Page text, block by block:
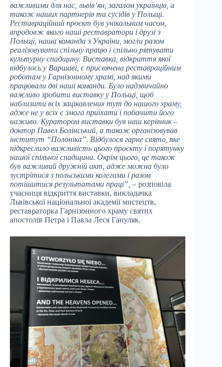
важливими для нас, львів’ян, загалом українців, а
також наших партнерів та сусідів у Польщі.
Реставраційний проєкт був унікальним часом,
впродовж якого наші реставратори і друзі з
Польщі, наша команда з України, могли разом
реалізовувати спільну працю і спільно рятувати
культурну спадщину. Виставка, відкриття якої
відбулось у Варшаві, є присвячена реставраційним
роботам у Гарнізонному храмі, над якими
працювали дві наші команди. Було надзвичайно
важливо зробити виставку у Польщі, щоб
наблизити всіх зацікавлених тут до нашого храму,
адже не у всіх є змога приїхати і побачити його
наживо. Куратором виставки був наш керівник –
доктор Павел Болінський, а також організовував
інститут “Полоніка”. Відбулося гарне свято, яке
підкреслило важливість цього проєкту і порятунку
нашої спільної спадщини. Окрім цього, це також
був важливий дружній акт, адже можна було
зустрітися з польськими колегами і разом
потішитися результатами праці”, – розповіла
учасниця відкриття виставки, викладачка
Львівської національної академії мистецтв,
реставраторка Гарнізонного храму святих
апостолів Петра і Павла Леся Гануляк.